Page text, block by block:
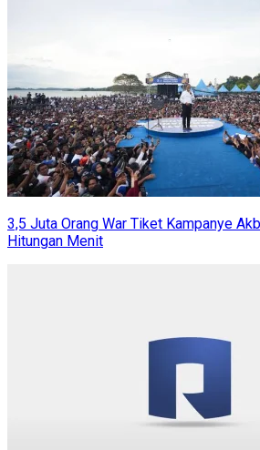
3,5 Juta Orang War Tiket Kampanye
Hitungan Menit